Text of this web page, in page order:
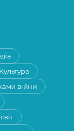
Культура
війни